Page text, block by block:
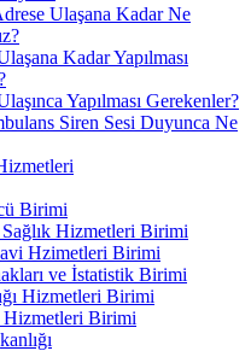
Ulaşana Kadar Ne
Kadar Yapılması
Yapılması Gerekenler?
Siren Sesi Duyunca Ne
Birimi
Sağlık Hizmetleri Birimi
Hzimetleri Birimi
ve İstatistik Birimi
Hizmetleri Birimi
Hizmetleri Birimi